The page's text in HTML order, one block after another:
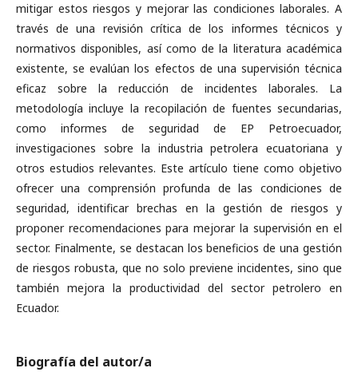
mitigar estos riesgos y mejorar las condiciones laborales. A
través de una revisión crítica de los informes técnicos y
normativos disponibles, así como de la literatura académica
existente, se evalúan los efectos de una supervisión técnica
eficaz sobre la reducción de incidentes laborales. La
metodología incluye la recopilación de fuentes secundarias,
como informes de seguridad de EP Petroecuador,
investigaciones sobre la industria petrolera ecuatoriana y
otros estudios relevantes. Este artículo tiene como objetivo
ofrecer una comprensión profunda de las condiciones de
seguridad, identificar brechas en la gestión de riesgos y
proponer recomendaciones para mejorar la supervisión en el
sector. Finalmente, se destacan los beneficios de una gestión
de riesgos robusta, que no solo previene incidentes, sino que
también mejora la productividad del sector petrolero en
Ecuador.
Biografía del autor/a